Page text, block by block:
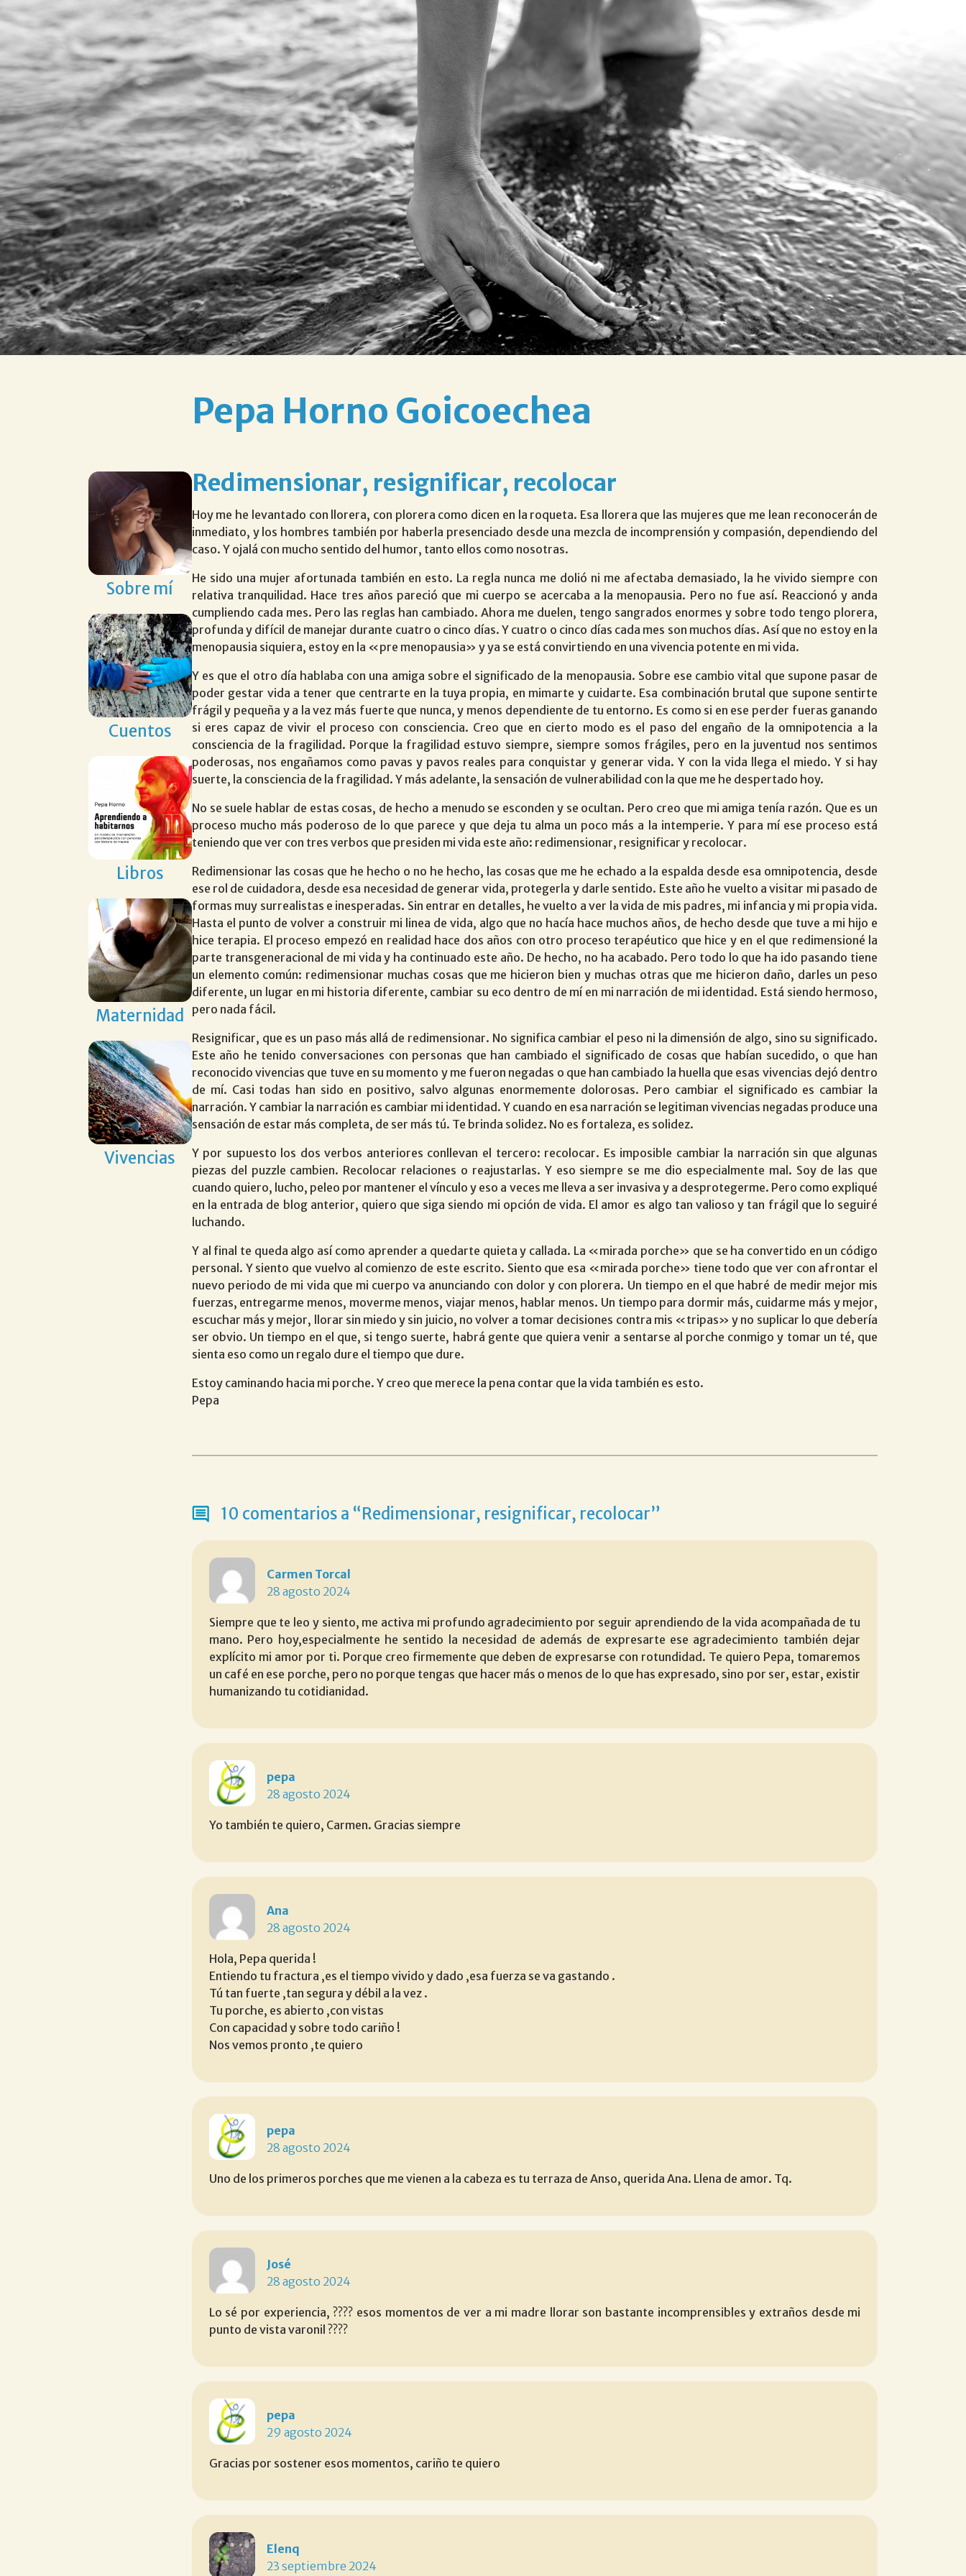
Sobre mí
Cuentos
Libros
Maternidad
Vivencias
Pepa Horno Goicoechea
Redimensionar, resignificar, recolocar
Hoy me he levantado con llorera, con plorera como dicen en la roqueta. Esa llorera que las mujeres que me lean reconocerán de
inmediato, y los hombres también por haberla presenciado desde una mezcla de incomprensión y compasión, dependiendo del
caso. Y ojalá con mucho sentido del humor, tanto ellos como nosotras.
He sido una mujer afortunada también en esto. La regla nunca me dolió ni me afectaba demasiado, la he vivido siempre con
relativa tranquilidad. Hace tres años pareció que mi cuerpo se acercaba a la menopausia. Pero no fue así. Reaccionó y anda
cumpliendo cada mes. Pero las reglas han cambiado. Ahora me duelen, tengo sangrados enormes y sobre todo tengo plorera,
profunda y difícil de manejar durante cuatro o cinco días. Y cuatro o cinco días cada mes son muchos días. Así que no estoy en la
menopausia siquiera, estoy en la «pre menopausia» y ya se está convirtiendo en una vivencia potente en mi vida.
Y es que el otro día hablaba con una amiga sobre el significado de la menopausia. Sobre ese cambio vital que supone pasar de
poder gestar vida a tener que centrarte en la tuya propia, en mimarte y cuidarte. Esa combinación brutal que supone sentirte
frágil y pequeña y a la vez más fuerte que nunca, y menos dependiente de tu entorno. Es como si en ese perder fueras ganando
si eres capaz de vivir el proceso con consciencia. Creo que en cierto modo es el paso del engaño de la omnipotencia a la
consciencia de la fragilidad. Porque la fragilidad estuvo siempre, siempre somos frágiles, pero en la juventud nos sentimos
poderosas, nos engañamos como pavas y pavos reales para conquistar y generar vida. Y con la vida llega el miedo. Y si hay
suerte, la consciencia de la fragilidad. Y más adelante, la sensación de vulnerabilidad con la que me he despertado hoy.
No se suele hablar de estas cosas, de hecho a menudo se esconden y se ocultan. Pero creo que mi amiga tenía razón. Que es un
proceso mucho más poderoso de lo que parece y que deja tu alma un poco más a la intemperie. Y para mí ese proceso está
teniendo que ver con tres verbos que presiden mi vida este año: redimensionar, resignificar y recolocar.
Redimensionar las cosas que he hecho o no he hecho, las cosas que me he echado a la espalda desde esa omnipotencia, desde
ese rol de cuidadora, desde esa necesidad de generar vida, protegerla y darle sentido. Este año he vuelto a visitar mi pasado de
formas muy surrealistas e inesperadas. Sin entrar en detalles, he vuelto a ver la vida de mis padres, mi infancia y mi propia vida.
Hasta el punto de volver a construir mi linea de vida, algo que no hacía hace muchos años, de hecho desde que tuve a mi hijo e
hice terapia. El proceso empezó en realidad hace dos años con otro proceso terapéutico que hice y en el que redimensioné la
parte transgeneracional de mi vida y ha continuado este año. De hecho, no ha acabado. Pero todo lo que ha ido pasando tiene
un elemento común: redimensionar muchas cosas que me hicieron bien y muchas otras que me hicieron daño, darles un peso
diferente, un lugar en mi historia diferente, cambiar su eco dentro de mí en mi narración de mi identidad. Está siendo hermoso,
pero nada fácil.
Resignificar, que es un paso más allá de redimensionar. No significa cambiar el peso ni la dimensión de algo, sino su significado.
Este año he tenido conversaciones con personas que han cambiado el significado de cosas que habían sucedido, o que han
reconocido vivencias que tuve en su momento y me fueron negadas o que han cambiado la huella que esas vivencias dejó dentro
de mí. Casi todas han sido en positivo, salvo algunas enormemente dolorosas. Pero cambiar el significado es cambiar la
narración. Y cambiar la narración es cambiar mi identidad. Y cuando en esa narración se legitiman vivencias negadas produce una
sensación de estar más completa, de ser más tú. Te brinda solidez. No es fortaleza, es solidez.
Y por supuesto los dos verbos anteriores conllevan el tercero: recolocar. Es imposible cambiar la narración sin que algunas
piezas del puzzle cambien. Recolocar relaciones o reajustarlas. Y eso siempre se me dio especialmente mal. Soy de las que
cuando quiero, lucho, peleo por mantener el vínculo y eso a veces me lleva a ser invasiva y a desprotegerme. Pero como expliqué
en la entrada de blog anterior, quiero que siga siendo mi opción de vida. El amor es algo tan valioso y tan frágil que lo seguiré
luchando.
Y al final te queda algo así como aprender a quedarte quieta y callada. La «mirada porche» que se ha convertido en un código
personal. Y siento que vuelvo al comienzo de este escrito. Siento que esa «mirada porche» tiene todo que ver con afrontar el
nuevo periodo de mi vida que mi cuerpo va anunciando con dolor y con plorera. Un tiempo en el que habré de medir mejor mis
fuerzas, entregarme menos, moverme menos, viajar menos, hablar menos. Un tiempo para dormir más, cuidarme más y mejor,
escuchar más y mejor, llorar sin miedo y sin juicio, no volver a tomar decisiones contra mis «tripas» y no suplicar lo que debería
ser obvio. Un tiempo en el que, si tengo suerte, habrá gente que quiera venir a sentarse al porche conmigo y tomar un té, que
sienta eso como un regalo dure el tiempo que dure.
Estoy caminando hacia mi porche. Y creo que merece la pena contar que la vida también es esto.
Pepa
10 comentarios a “Redimensionar, resignificar, recolocar”
Carmen Torcal
28 agosto 2024
Siempre que te leo y siento, me activa mi profundo agradecimiento por seguir aprendiendo de la vida acompañada de tu
mano. Pero hoy,especialmente he sentido la necesidad de además de expresarte ese agradecimiento también dejar
explícito mi amor por ti. Porque creo firmemente que deben de expresarse con rotundidad. Te quiero Pepa, tomaremos
un café en ese porche, pero no porque tengas que hacer más o menos de lo que has expresado, sino por ser, estar, existir
humanizando tu cotidianidad.
pepa
28 agosto 2024
Yo también te quiero, Carmen. Gracias siempre
Ana
28 agosto 2024
Hola, Pepa querida !
Entiendo tu fractura ,es el tiempo vivido y dado ,esa fuerza se va gastando .
Tú tan fuerte ,tan segura y débil a la vez .
Tu porche, es abierto ,con vistas
Con capacidad y sobre todo cariño !
Nos vemos pronto ,te quiero
pepa
28 agosto 2024
Uno de los primeros porches que me vienen a la cabeza es tu terraza de Anso, querida Ana. Llena de amor. Tq.
José
28 agosto 2024
Lo sé por experiencia, ???? esos momentos de ver a mi madre llorar son bastante incomprensibles y extraños desde mi
punto de vista varonil ????
pepa
29 agosto 2024
Gracias por sostener esos momentos, cariño te quiero
Elenq
23 septiembre 2024